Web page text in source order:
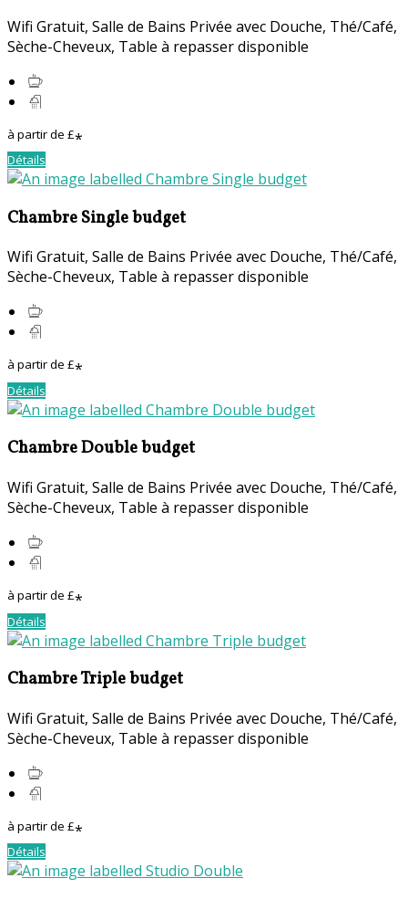
Wifi Gratuit, Salle de Bains Privée avec Douche, Thé/Café,
Sèche-Cheveux, Table à repasser disponible
à partir de £*
Détails
Chambre Single budget
Wifi Gratuit, Salle de Bains Privée avec Douche, Thé/Café,
Sèche-Cheveux, Table à repasser disponible
à partir de £*
Détails
Chambre Double budget
Wifi Gratuit, Salle de Bains Privée avec Douche, Thé/Café,
Sèche-Cheveux, Table à repasser disponible
à partir de £*
Détails
Chambre Triple budget
Wifi Gratuit, Salle de Bains Privée avec Douche, Thé/Café,
Sèche-Cheveux, Table à repasser disponible
à partir de £*
Détails